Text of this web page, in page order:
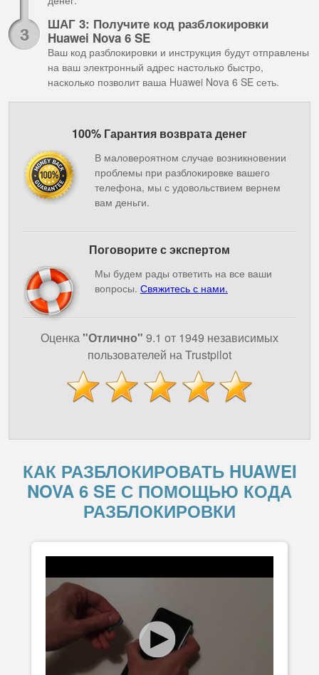
ШАГ 3: Получите код разблокировки
Huawei Nova 6 SE
Ваш код разблокировки и инструкция будут отправлены
на ваш электронный адрес настолько быстро,
насколько позволит ваша Huawei Nova 6 SE сеть.
100% Гарантия возврата денег
В маловероятном случае возникновении
проблемы при разблокировке вашего
телефона, мы с удовольствием вернем
вам деньги.
Поговорите с экспертом
Мы будем рады ответить на все ваши
вопросы. Свяжитесь с нами.
Оценка"Отлично" 9.1 от 1949 независимых
пользователей на Trustpilot
КАК РАЗБЛОКИРОВАТЬ HUAWEI
NOVA 6 SE С ПОМОЩЬЮ КОДА
РАЗБЛОКИРОВКИ